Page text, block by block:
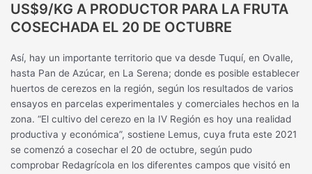
US$9/KG A PRODUCTOR PARA LA FRUTA
COSECHADA EL 20 DE OCTUBRE
Así, hay un importante territorio que va desde Tuquí, en Ovalle,
hasta Pan de Azúcar, en La Serena; donde es posible establecer
huertos de cerezos en la región, según los resultados de varios
ensayos en parcelas experimentales y comerciales hechos en la
zona. “El cultivo del cerezo en la IV Región es hoy una realidad
productiva y económica”, sostiene Lemus, cuya fruta este 2021
se comenzó a cosechar el 20 de octubre, según pudo
comprobar Redagrícola en los diferentes campos que visitó en